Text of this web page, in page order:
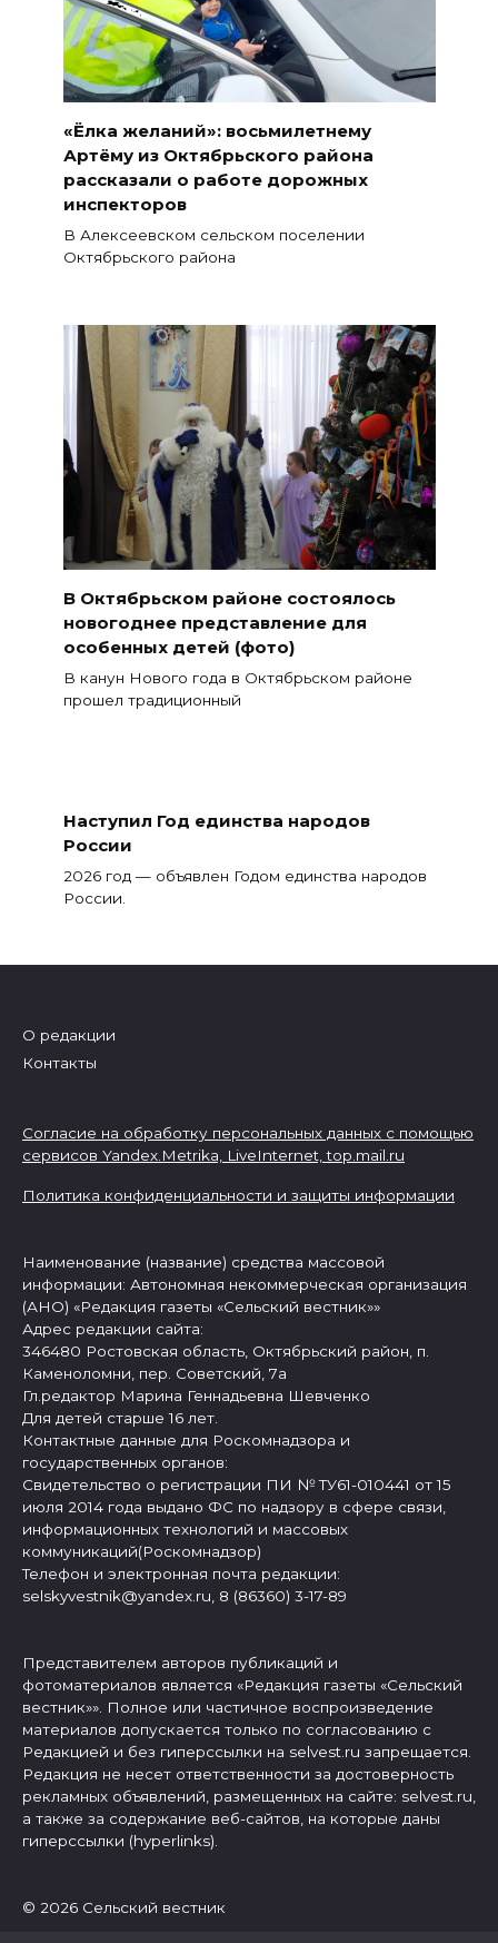
«Ёлка желаний»: восьмилетнему
Артёму из Октябрьского района
рассказали о работе дорожных
инспекторов
В Алексеевском сельском поселении
Октябрьского района
В Октябрьском районе состоялось
новогоднее представление для
особенных детей (фото)
В канун Нового года в Октябрьском районе
прошел традиционный
Наступил Год единства народов
России
2026 год — объявлен Годом единства народов
России.
О редакции
Контакты
Согласие на обработку персональных данных с помощью
сервисов Yandex.Metrika, LiveInternet,top.mail.ru
Политика конфиденциальности и защиты информации
Наименование (название) средства массовой
информации: Автономная некоммерческая организация
(АНО) «Редакция газеты «Сельский вестник»»
Адрес редакции сайта:
346480 Ростовская область, Октябрьский район, п.
Каменоломни, пер. Советский, 7а
Гл.редактор Марина Геннадьевна Шевченко
Для детей старше 16 лет.
Контактные данные для Роскомнадзора и
государственных органов:
Свидетельство о регистрации ПИ № ТУ61-010441 от 15
июля 2014 года выдано ФС по надзору в сфере связи,
информационных технологий и массовых
коммуникаций(Роскомнадзор)
Телефон и электронная почта редакции:
selskyvestnik@yandex.ru, 8 (86360) 3-17-89
Представителем авторов публикаций и
фотоматериалов является «Редакция газеты «Сельский
вестник»». Полное или частичное воспроизведение
материалов допускается только по согласованию с
Редакцией и без гиперссылки на selvest.ru запрещается.
Редакция не несет ответственности за достоверность
рекламных объявлений, размещенных на сайте: selvest.ru,
а также за содержание веб-сайтов, на которые даны
гиперссылки (hyperlinks).
© 2026 Сельский вестник